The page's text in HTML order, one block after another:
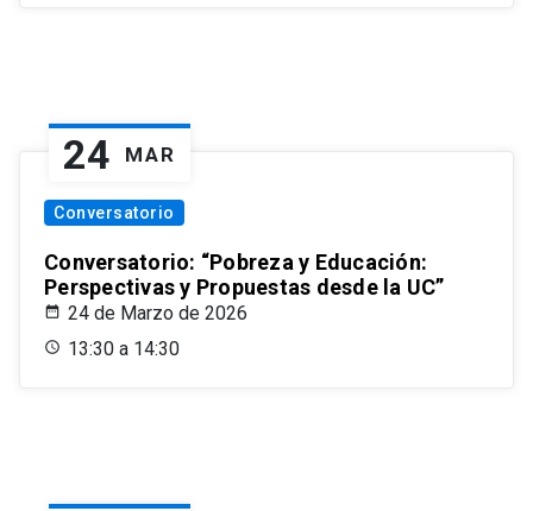
24 MAR
Conversatorio
Conversatorio: “Pobreza y Educación:
Perspectivas y Propuestas desde la UC”
24 de Marzo de 2026
13:30 a 14:30